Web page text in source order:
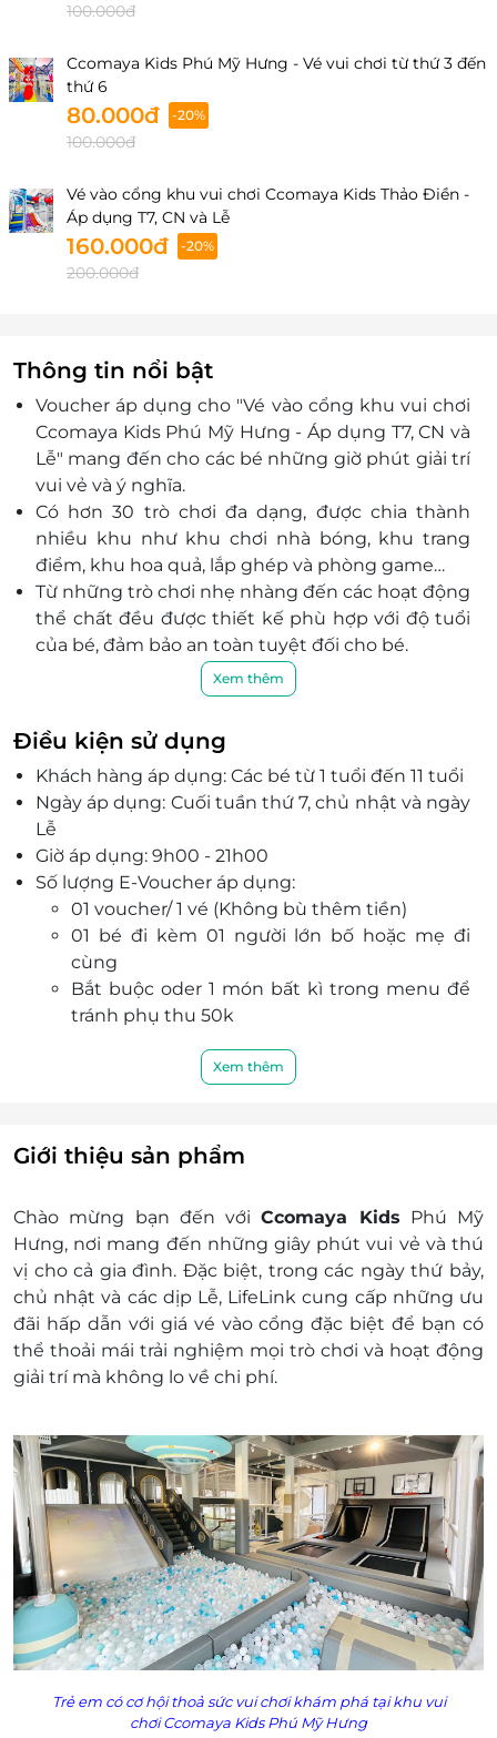
100.000đ
Ccomaya Kids Phú Mỹ Hưng - Vé vui chơi từ thứ 3 đến
thứ 6
80.000đ -20%
100.000đ
Vé vào cổng khu vui chơi Ccomaya Kids Thảo Điền -
Áp dụng T7, CN và Lễ
160.000đ -20%
200.000đ
Thông tin nổi bật
Voucher áp dụng cho "Vé vào cổng khu vui chơi
Ccomaya Kids Phú Mỹ Hưng - Áp dụng T7, CN và
Lễ" mang đến cho các bé những giờ phút giải trí
vui vẻ và ý nghĩa.
Có hơn 30 trò chơi đa dạng, được chia thành
nhiều khu như khu chơi nhà bóng, khu trang
điểm, khu hoa quả, lắp ghép và phòng game…
Từ những trò chơi nhẹ nhàng đến các hoạt động
thể chất đều được thiết kế phù hợp với độ tuổi
của bé, đảm bảo an toàn tuyệt đối cho bé.
Mỗi khu vực riêng biệt đều có nhân viên túc trực
theo sát hoạt động vui chơi của các bé.
Ccomaya còn sở hữu thực đơn Âu Á chuẩn vị có
hơn 50 món do các đầu bếp giàu kinh nghiệm
lựa chọn và chế biến.
Ccomaya Kids tổ chức các gói tiệc sinh nhật trọn
gói cho bé, rất thích hợp để phụ huynh lựa chọn
tổ chức tiệc cho bé yêu nhà mình.
Đội ngũ nhân viên chu đáo, nhiệt tình, Ccomaya
Kids hứa hẹn sẽ làm hài lòng mọi quý khách
hàng.
Xem thêm
Điều kiện sử dụng
Khách hàng áp dụng: Các bé từ 1 tuổi đến 11 tuổi
Ngày áp dụng: Cuối tuần thứ 7, chủ nhật và ngày
Lễ
Giờ áp dụng: 9h00 - 21h00
Số lượng E-Voucher áp dụng:
01 voucher/ 1 vé (Không bù thêm tiền)
01 bé đi kèm 01 người lớn bố hoặc mẹ đi
cùng
Bắt buộc oder 1 món bất kì trong menu để
tránh phụ thu 50k
Khách đoàn liên hệ đăng ký dịch vụ trước khi
- 105 - 107 Khu Phố Mỹ Hào, Phường Tân
Phong, Quận 7, Thành phố Hồ Chí Minh
Một khách hàng được mua nhiều E-Voucher/E-
Coupon
E-Voucher/E-Coupon không có giá trị quy đổi
thành tiền mặt, không trả lại tiền thừa
Không áp dụng đồng thời với chương trình
khuyến mại khác.
Xem thêm
Giới thiệu sản phẩm
Chào mừng bạn đến vớiCcomaya Kids Phú Mỹ
Hưng, nơi mang đến những giây phút vui vẻ và thú
vị cho cả gia đình. Đặc biệt, trong các ngày thứ bảy,
chủ nhật và các dịp Lễ, LifeLink cung cấp những ưu
đãi hấp dẫn với giá vé vào cổng đặc biệt để bạn có
thể thoải mái trải nghiệm mọi trò chơi và hoạt động
giải trí mà không lo về chi phí.
Trẻ em có cơ hội thoả sức vui chơi khám phá tại khu vui
chơiCcomaya Kids Phú Mỹ Hưng